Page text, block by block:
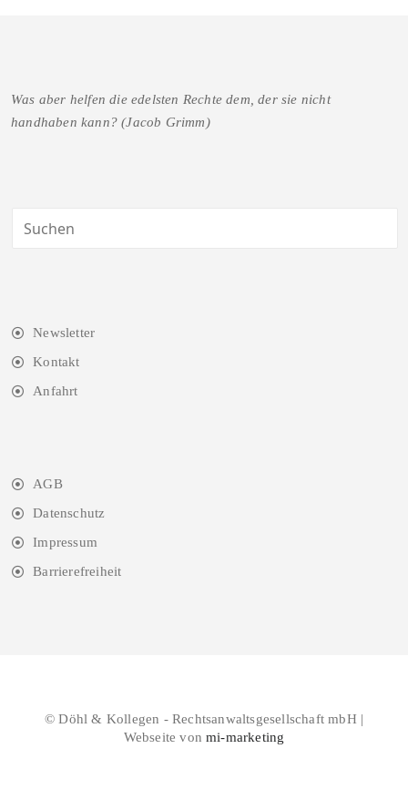
Was aber helfen die edelsten Rechte dem, der sie nicht
handhaben kann? (Jacob Grimm)
Newsletter
Kontakt
Anfahrt
AGB
Datenschutz
Impressum
Barrierefreiheit
© Döhl & Kollegen - Rechtsanwaltsgesellschaft mbH |
Webseite vonmi-marketing